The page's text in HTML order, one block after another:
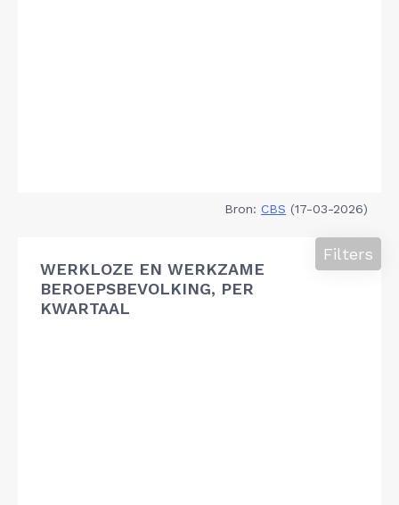
Bron: CBS (17-03-2026)
WERKLOZE EN WERKZAME
BEROEPSBEVOLKING, PER
KWARTAAL
Filters